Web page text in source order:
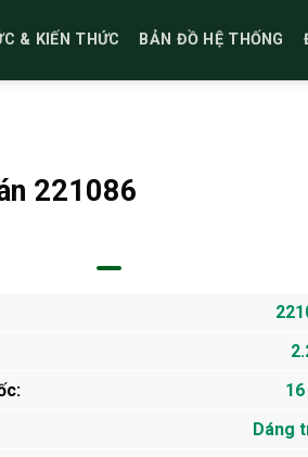
& KIẾN THỨC BẢN ĐỒ HỆ THỐNG
221086
Dáng